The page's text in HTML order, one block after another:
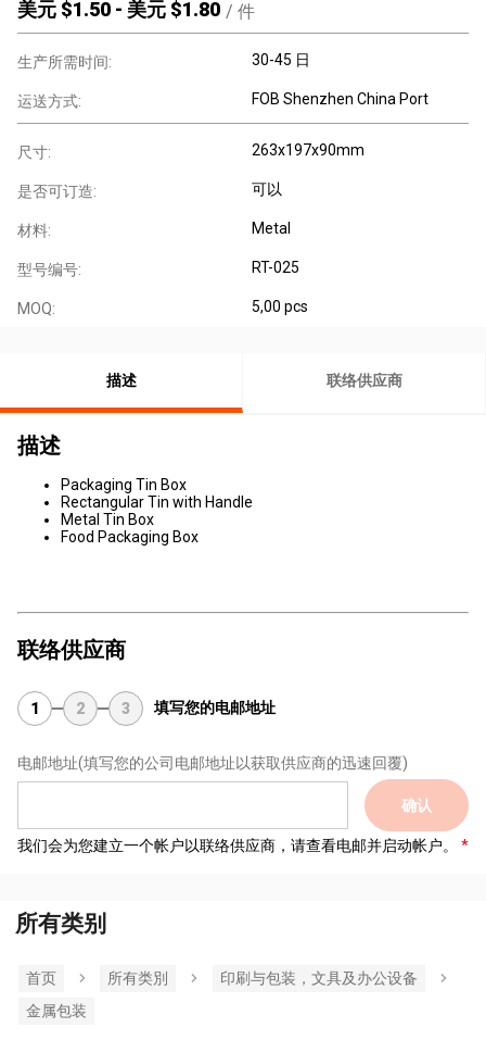
美元 $1.50 - 美元 $1.80 / 件
生产所需时间: 30-45 日
运送方式: FOB Shenzhen China Port
尺寸: 263x197x90mm
是否可订造: 可以
材料: Metal
型号编号: RT-025
MOQ: 5,00 pcs
描述 联络供应商
描述
Packaging Tin Box
Rectangular Tin with Handle
Metal Tin Box
Food Packaging Box
联络供应商
1 2 3 填写您的电邮地址
电邮地址(填写您的公司电邮地址以获取供应商的迅速回覆)
确认
我们会为您建立一个帐户以联络供应商，请查看电邮并启动帐户。
所有类别
首页 所有类別
印刷与包装，文具及办公设备
金属包装